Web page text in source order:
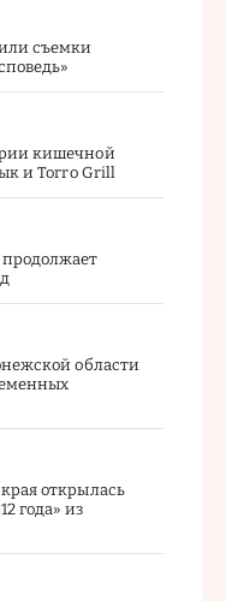
съемки
кишечной
и Torro Grill
области
открылась
года» из